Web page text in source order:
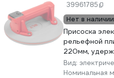
39961785
Нет в наличии
Присоска
рельефной
220мм,
Вид:
Номинальная